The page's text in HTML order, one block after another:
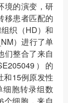
境的演变，研
移患者匹配的
织（HD）和
）进行了单
们整合了来自
）的
和15例原发性
细胞转录组数